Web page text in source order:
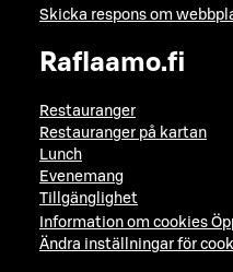
Skicka respons om
Raflaamo.fi
Restauranger
Restauranger på kartan
Lunch
Evenemang
Tillgänglighet
Information om cookies
Ändra inställningar för